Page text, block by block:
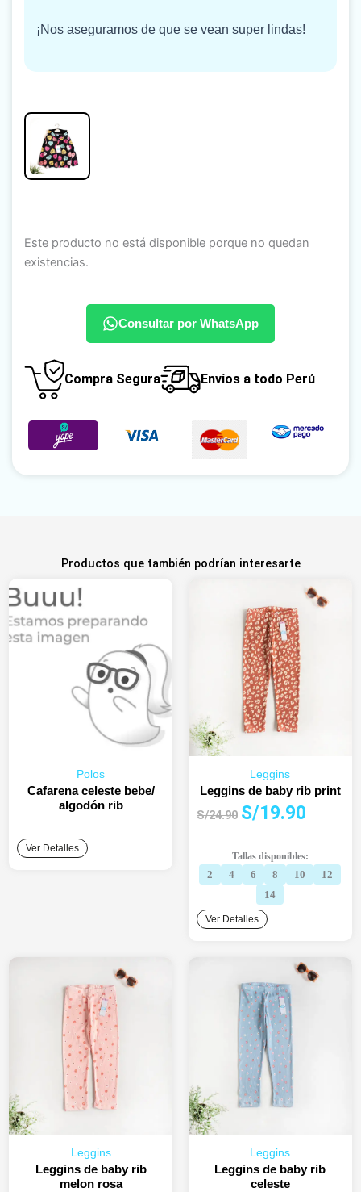
¡Nos aseguramos de que se vean super lindas!
Este producto no está disponible porque no quedan
existencias.
Consultar por WhatsApp
Compra Segura Envíos a todo Perú
Productos que también podrían interesarte
Polos
Cafarena celeste bebe/
algodón rib
Ver Detalles
Leggins
Leggins de baby rib print
S/24.90
El
era:
S/24.90.
S/19.90
es:
S/19.90.
Tallas disponibles:
2 4 6 8 10
12
14
Ver Detalles
Leggins
Leggins de baby rib
melon rosa
Leggins
Leggins de baby rib
celeste